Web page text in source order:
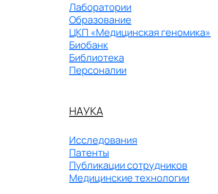
Лаборатории
Образование
ЦКП «Медицинская геномика»
Биобанк
Библиотека
Персоналии
НАУКА
Исследования
Патенты
Публикации сотрудников
Медицинские технологии